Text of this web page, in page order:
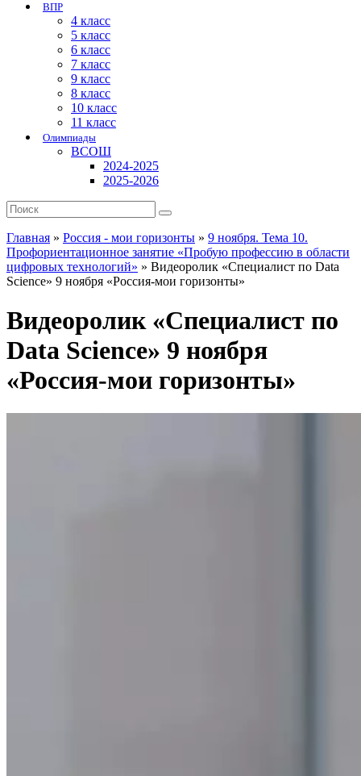
ВПР
4 класс
5 класс
6 класс
7 класс
9 класс
8 класс
10 класс
11 класс
Олимпиады
ВСОШ
2024-2025
2025-2026
Главная » Россия - мои горизонты » 9 ноября. Тема 10.
Профориентационное занятие «Пробую профессию в области
цифровых технологий» » Видеоролик «Специалист по Data
Science» 9 ноября «Россия-мои горизонты»
Видеоролик «Специалист по
Data Science» 9 ноября
«Россия-мои горизонты»